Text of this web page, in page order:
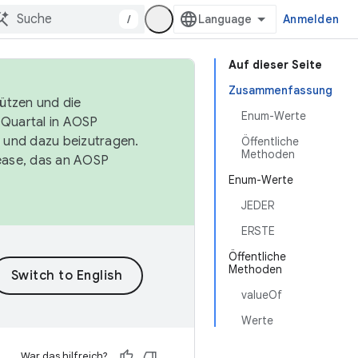
/ Anmelden
Auf dieser Seite
Zusammenfassung
Enum-Werte
Öffentliche
Methoden
Enum-Werte
JEDER
ERSTE
Öffentliche
Methoden
valueOf
Werte
und die
in AOSP
und dazu beizutragen.
das an AOSP